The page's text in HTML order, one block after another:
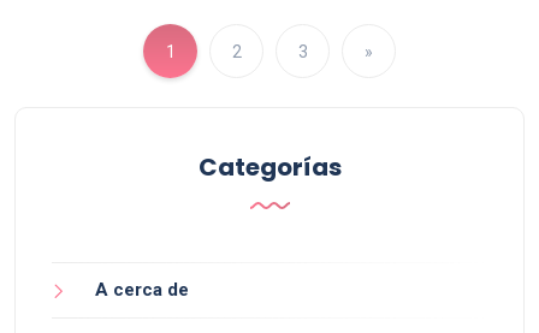
1 2 3 »
Categorías
A cerca de